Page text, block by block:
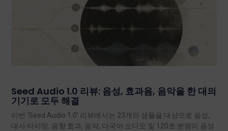
Seed Audio 1.0 리뷰: 음성, 효과음, 음악을 한 대의
기기로 모두 해결
이번 ‘Seed Audio 1.0’ 리뷰에서는 23개의 샘플을 대상으로 음성,
대사 타이밍, 음향 효과, 음악, 다국어 오디오 및 120초 분량의 음성